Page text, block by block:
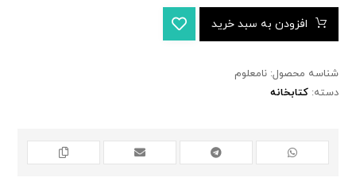
افزودن به سبد خرید
شناسه محصول:نامعلوم
دسته:کتابخانه